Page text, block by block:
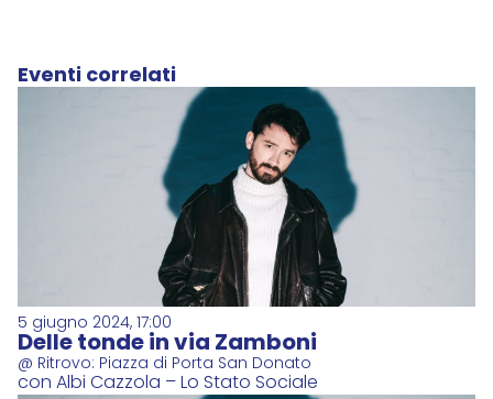
Eventi correlati
5 giugno 2024, 17:00
Delle tonde in via Zamboni
@ Ritrovo: Piazza di Porta San Donato
con Albi Cazzola – Lo Stato Sociale